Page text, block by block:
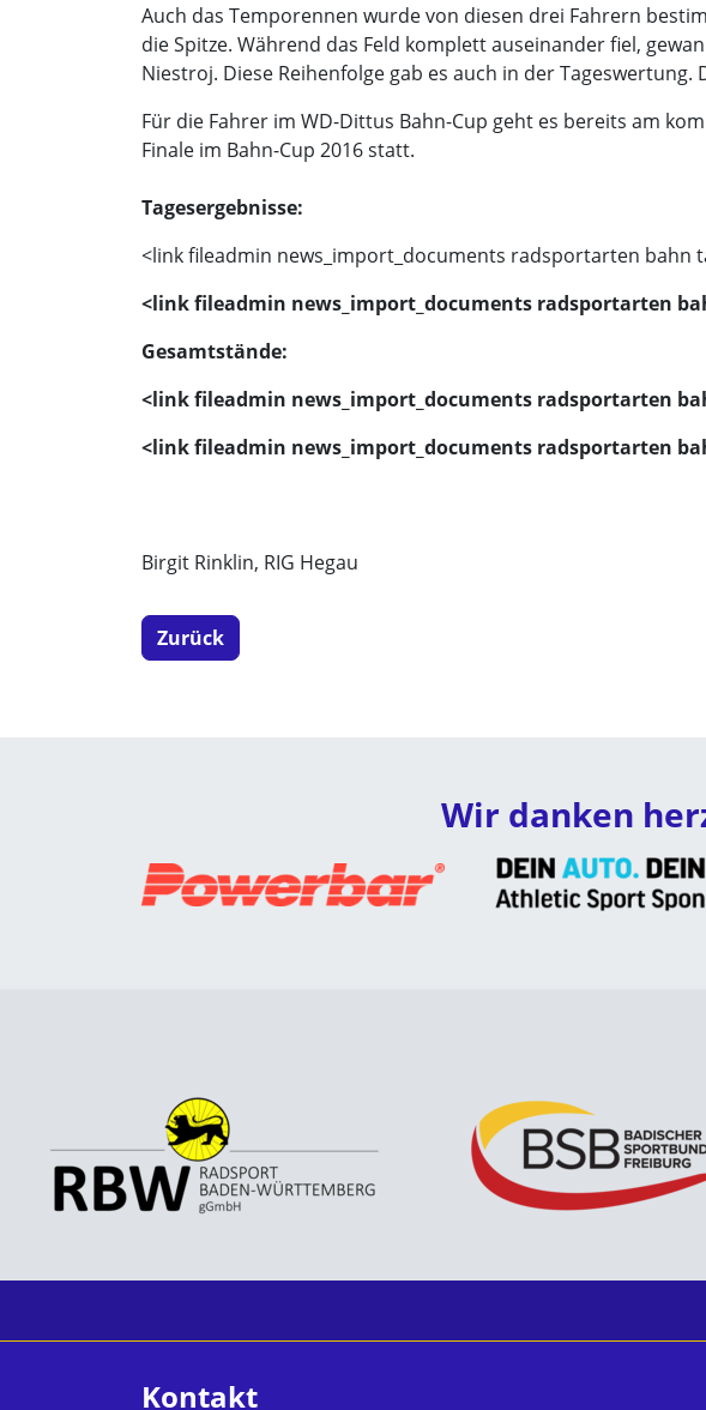
Auch das Temporennen wurde von diesen drei Fahrern
die Spitze. Während das Feld komplett auseinander fiel,
Niestroj. Diese Reihenfolge gab es auch in der
Für die Fahrer im WD-Dittus Bahn-Cup geht es bereits am
Finale im Bahn-Cup 2016 statt.
Tagesergebnisse:
<link fileadmin news_import_documents radsportarten bahn
<link fileadmin news_import_documents radsportarten
Gesamtstände:
<link fileadmin news_import_documents radsportarten
<link fileadmin news_import_documents radsportarten
Birgit Rinklin, RIG Hegau
Zurück
Wir danken
Kontakt